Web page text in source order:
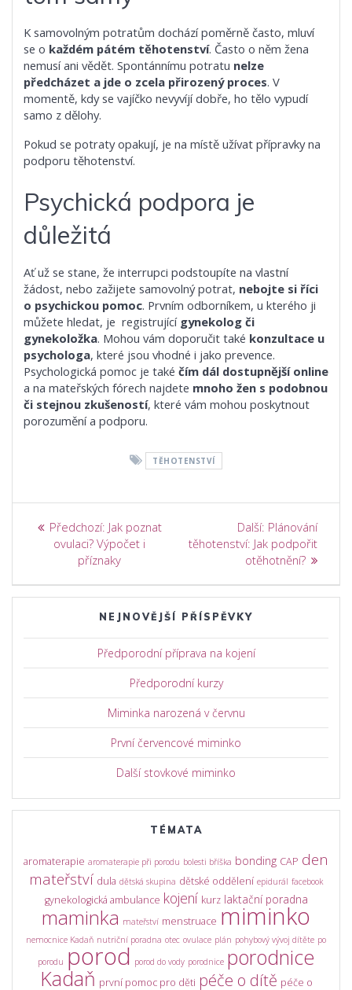
K samovolným potratům dochází poměrně často, mluví
se o každém pátém těhotenství. Často o něm žena
nemusí ani vědět. Spontánnímu potratu nelze
předcházet a jde o zcela přirozený proces. V
momentě, kdy se vajíčko nevyvíjí dobře, ho tělo vypudí
samo z dělohy.
Pokud se potraty opakují, je na místě užívat přípravky na
podporu těhotenství.
Psychická podpora je
důležitá
Ať už se stane, že interrupci podstoupíte na vlastní
žádost, nebo zažijete samovolný potrat, nebojte si říci
o psychickou pomoc. Prvním odborníkem, u kterého ji
můžete hledat, je registrující gynekolog či
gynekoložka. Mohou vám doporučit také konzultace u
psychologa, které jsou vhodné i jako prevence.
Psychologická pomoc je také čím dál dostupnější online
a na mateřských fórech najdete mnoho žen s podobnou
či stejnou zkušeností, které vám mohou poskytnout
porozumění a podporu.
TĚHOTENSTVÍ
Navigace
příspěvek
Předchozí: Předchozí
příspěvek:
Jak poznat
ovulaci? Výpočet i
příznaky
Další: Další
příspěvek:
Plánování
těhotenství: Jak podpořit
otěhotnění?
NEJNOVĚJŠÍ PŘÍSPĚVKY
Předporodní příprava na kojení
Předporodní kurzy
Miminka narozená v červnu
První červencové miminko
Další stovkové miminko
TÉMATA
aromaterapie aromaterapie při porodu bolesti bříška bonding CAP den
mateřství dula dětská skupina dětské oddělení epidurál facebook
gynekologická ambulance kojení kurz laktační poradna
maminka mateřství menstruace miminko
nemocnice Kadaň nutriční poradna otec ovulace plán pohybový vývoj dítěte po
porodu porod porod do vody porodnice porodnice
Kadaň první pomoc pro děti péče o dítě péče o